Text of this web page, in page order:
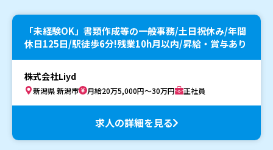
「未経験OK」書類作成等の一般事務/土日祝休み/年間
休日125日/駅徒歩6分!残業10h月以内/昇給・賞与あり
株式会社Liyd
新潟県 新潟市 月給20万5,000円～30万円 正社員
求人の詳細を見る